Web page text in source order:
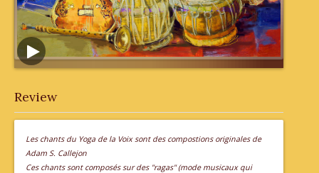
Review
Les chants du Yoga de la Voix sont des compostions originales de
Adam S. Callejon
Ces chants sont composés sur des "ragas" (mode musicaux qui